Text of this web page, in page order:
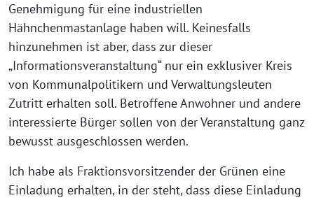
Genehmigung für eine industriellen
Hähnchenmastanlage haben will. Keinesfalls
hinzunehmen ist aber, dass zur dieser
„Informationsveranstaltung“ nur ein exklusiver Kreis
von Kommunalpolitikern und Verwaltungsleuten
Zutritt erhalten soll. Betroffene Anwohner und andere
interessierte Bürger sollen von der Veranstaltung ganz
bewusst ausgeschlossen werden.
Ich habe als Fraktionsvorsitzender der Grünen eine
Einladung erhalten, in der steht, dass diese Einladung